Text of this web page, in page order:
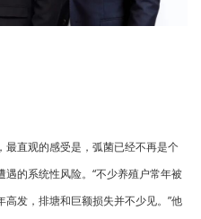
直观的感受是，弧菌已经不再是个
的系统性风险。“不少养殖户常年被
发，排塘和巨额损失并不少见。”他